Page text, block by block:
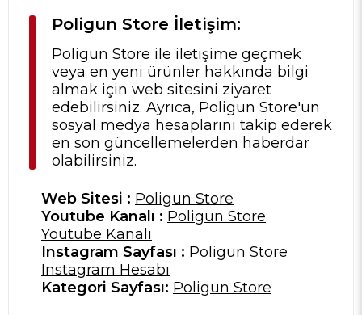
Poligun Store İletişim:
Poligun Store ile iletişime geçmek
veya en yeni ürünler hakkında bilgi
almak için web sitesini ziyaret
edebilirsiniz. Ayrıca, Poligun Store'un
sosyal medya hesaplarını takip ederek
en son güncellemelerden haberdar
olabilirsiniz.
Web Sitesi : Poligun Store
Youtube Kanalı : Poligun Store
Youtube Kanalı
Instagram Sayfası : Poligun Store
Instagram Hesabı
Kategori Sayfası: Poligun Store